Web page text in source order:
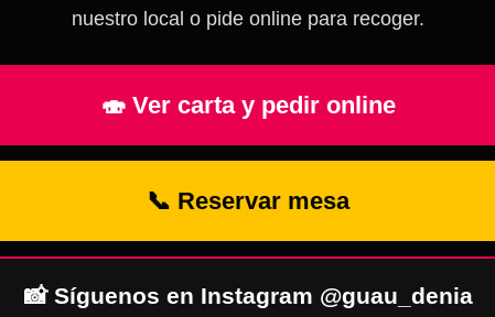
nuestro local o pide online para recoger.
🍣 Ver carta y pedir online
📞 Reservar mesa
📸 Síguenos en Instagram @guau_denia